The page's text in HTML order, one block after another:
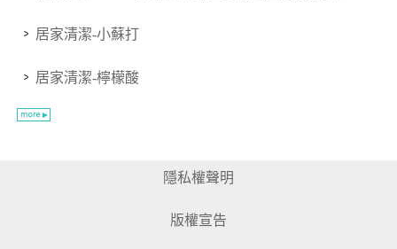
居家清潔-小蘇打
居家清潔-檸檬酸
隱私權聲明
版權宣告